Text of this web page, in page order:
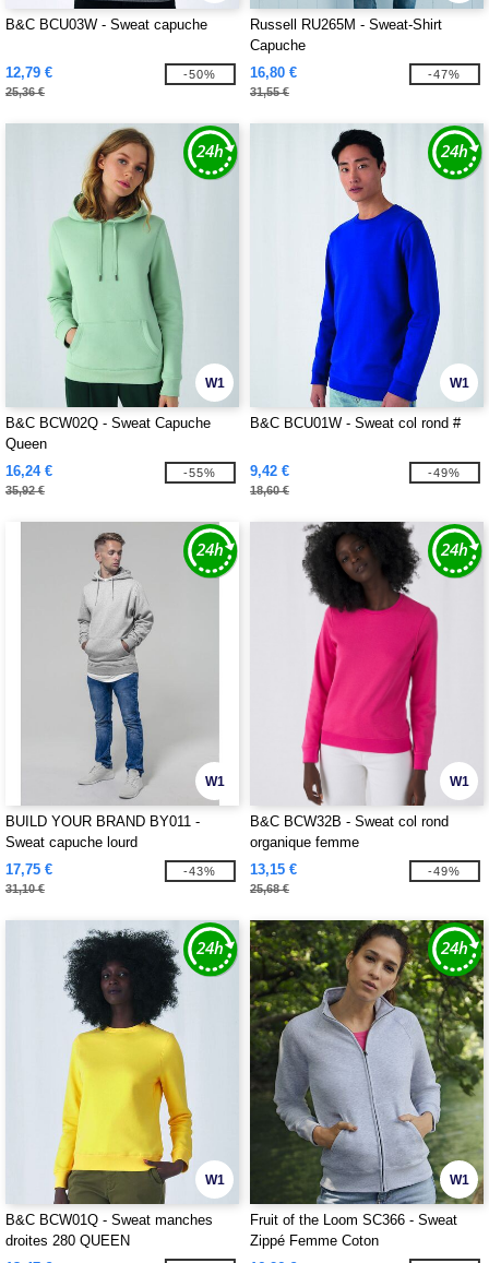
B&C BCU03W - Sweat capuche
12,79 €
25,36 €
-50%
Russell RU265M - Sweat-Shirt
Capuche
16,80 €
31,55 €
-47%
W1
B&C BCW02Q - Sweat Capuche
Queen
16,24 €
35,92 €
-55%
W1
B&C BCU01W - Sweat col rond #
9,42 €
18,60 €
-49%
W1
BUILD YOUR BRAND BY011 -
Sweat capuche lourd
17,75 €
31,10 €
-43%
W1
B&C BCW32B - Sweat col rond
organique femme
13,15 €
25,68 €
-49%
W1
B&C BCW01Q - Sweat manches
droites 280 QUEEN
W1
Fruit of the Loom SC366 - Sweat
Zippé Femme Coton